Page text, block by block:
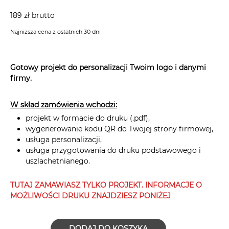
Najniższa cena z ostatnich 30 dni
Gotowy projekt do personalizacji Twoim logo i danymi
firmy.
W skład zamówienia wchodzi:
projekt w formacie do druku (.pdf),
wygenerowanie kodu QR do Twojej strony firmowej,
usługa personalizacji,
usługa przygotowania do druku podstawowego i
uszlachetnianego.
TUTAJ ZAMAWIASZ TYLKO PROJEKT. INFORMACJE O
MOŻLIWOŚCI DRUKU ZNAJDZIESZ PONIŻEJ
189 zł brutto